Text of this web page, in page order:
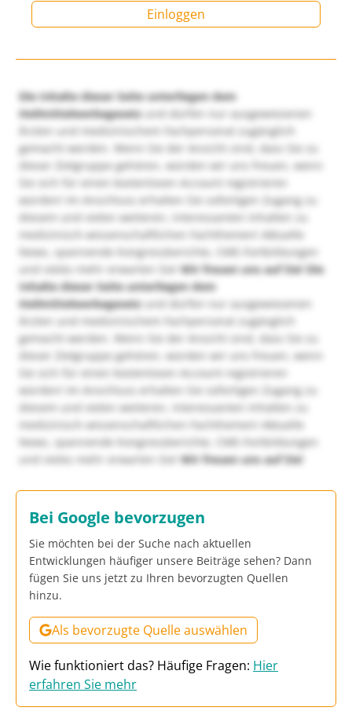
Einloggen
Die Inhalte dieser Seite unterliegen dem
Heilmittelwerbegesetzund dürfen nur ausgewiesenen
Ärzten und medizinischem Fachpersonal zugänglich
gemacht werden. Wenn Sie der Ansicht sind, dass Sie zu
dieser Zielgruppe gehören, würden wir uns freuen, wenn
Sie sich für einen kostenlosen Account registrieren
würden! Im Anschluss erhalten Sie sofortigen Zugang zu
diesem und vielen weiteren, interessanten Inhalten zu
medizinisch-wissenschaftlichen Fachthemen! Aktuelle
News, spannende Kongressberichte, CME-Fortbildungen
und vieles mehr erwarten Sie!Wir freuen uns auf Sie! Die
Inhalte dieser Seite unterliegen dem
Heilmittelwerbegesetzund dürfen nur ausgewiesenen
Ärzten und medizinischem Fachpersonal zugänglich
gemacht werden. Wenn Sie der Ansicht sind, dass Sie zu
dieser Zielgruppe gehören, würden wir uns freuen, wenn
Sie sich für einen kostenlosen Account registrieren
würden! Im Anschluss erhalten Sie sofortigen Zugang zu
diesem und vielen weiteren, interessanten Inhalten zu
medizinisch-wissenschaftlichen Fachthemen! Aktuelle
News, spannende Kongressberichte, CME-Fortbildungen
und vieles mehr erwarten Sie!Wir freuen uns auf Sie!
Bei Google bevorzugen
Sie möchten bei der Suche nach aktuellen
Entwicklungen häufiger unsere Beiträge sehen? Dann
fügen Sie uns jetzt zu Ihren bevorzugten Quellen
hinzu.
Als bevorzugte Quelle auswählen
Wie funktioniert das? Häufige Fragen: Hier
erfahren Sie mehr